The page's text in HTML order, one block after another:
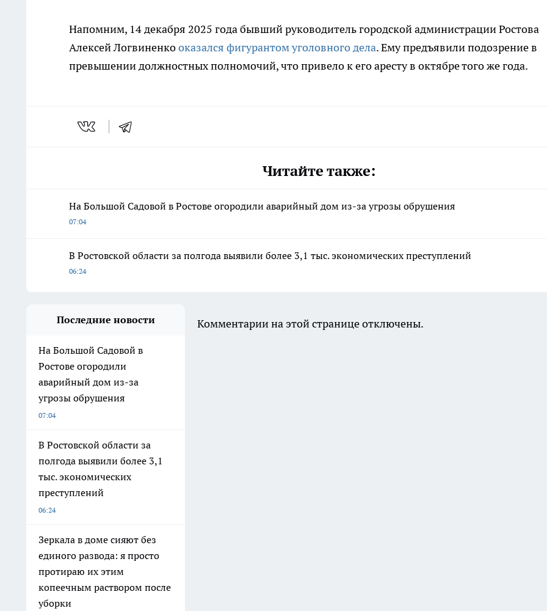
Напомним, 14 декабря 2025 года бывший руководитель городской администрации Ростова
Алексей Логвиненкооказался фигурантом уголовного дела. Ему предъявили подозрение в
превышении должностных полномочий, что привело к его аресту в октябре того же года.
Читайте также:
На Большой Садовой в Ростове огородили аварийный дом из-за угрозы обрушения
07:04
В Ростовской области за полгода выявили более 3,1 тыс. экономических преступлений
06:24
Последние новости
На Большой Садовой в
Ростове огородили
аварийный дом из-за
угрозы обрушения
07:04
В Ростовской области за
полгода выявили более 3,1
тыс. экономических
преступлений
06:24
Зеркала в доме сияют без
единого развода: я просто
протираю их этим
копеечным раствором после
уборки
Комментарии на этой странице отключены.